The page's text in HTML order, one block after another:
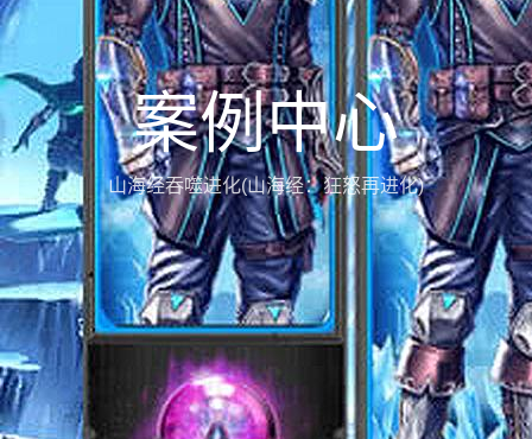
案例中心
山海经吞噬进化(山海经：狂怒再进化)